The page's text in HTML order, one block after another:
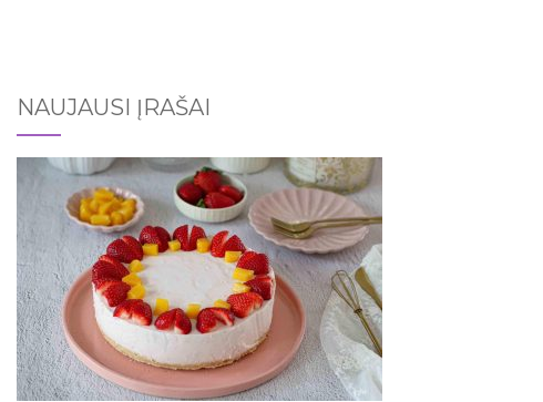
NAUJAUSI ĮRAŠAI